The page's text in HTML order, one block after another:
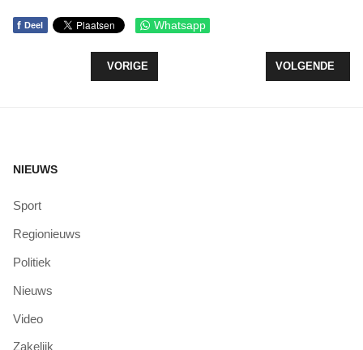
f Deel Whatsapp
VORIG ARTIKEL: WUNDERBAR WINNAAR MOOIST
VORIGE VOLGENDE
VOLGENDE
NIEUWS
Sport
Regionieuws
Politiek
Nieuws
Video
Zakelijk